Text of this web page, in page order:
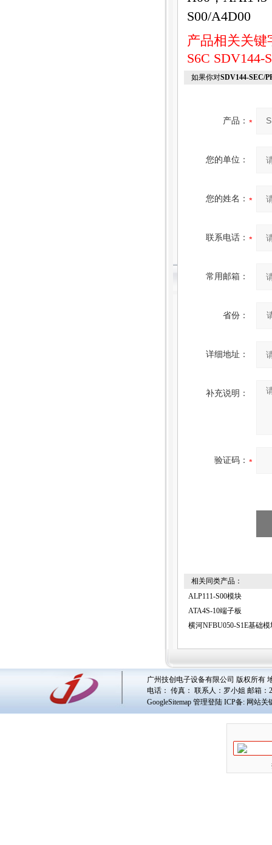
S00/A4D00
产品相关关
S6C SDV144-
如果你对SDV144-SEC/
产品：
您的单位：
您的姓名：
联系电话：
常用邮箱：
省份：
详细地址：
补充说明：
验证码：
相关同类产品：
ALP111-S00模块
ATA4S-10端子板
横河NFBU050-S1E基础模
广州技创电子设备有限公司 版权所有
电话： 传真： 联系人： 罗小姐 邮箱：
GoogleSitemap 管理登陆 ICP备: 网站关